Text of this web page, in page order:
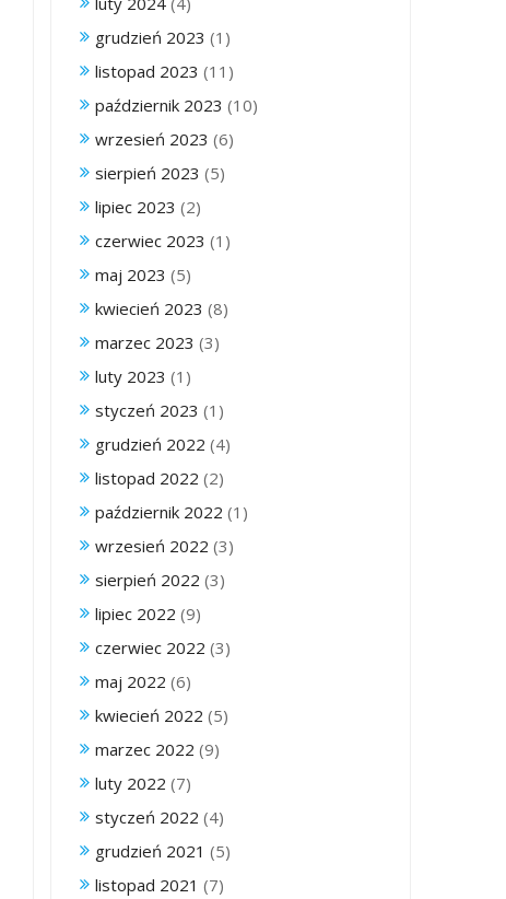
grudzień 2023 (1)
listopad 2023 (11)
październik 2023 (10)
wrzesień 2023 (6)
sierpień 2023 (5)
lipiec 2023 (2)
czerwiec 2023 (1)
maj 2023 (5)
kwiecień 2023 (8)
marzec 2023 (3)
luty 2023 (1)
styczeń 2023 (1)
grudzień 2022 (4)
listopad 2022 (2)
październik 2022 (1)
wrzesień 2022 (3)
sierpień 2022 (3)
lipiec 2022 (9)
czerwiec 2022 (3)
maj 2022 (6)
kwiecień 2022 (5)
marzec 2022 (9)
luty 2022 (7)
styczeń 2022 (4)
grudzień 2021 (5)
listopad 2021 (7)